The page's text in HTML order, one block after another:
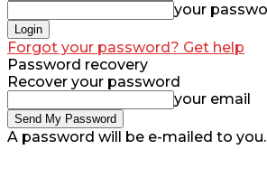
your
Forgot your password? Get help
Password recovery
Recover your password
your email
A password will be e-mailed to you.